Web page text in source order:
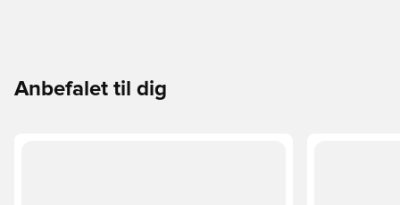
Anbefalet til dig